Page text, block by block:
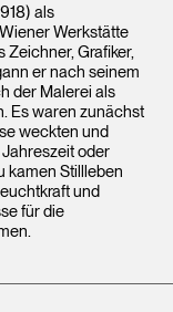
als
Werkstätte
Zeichner, Grafiker,
er nach seinem
der Malerei als
Es waren zunächst
weckten und
oder
kamen Stillleben
und
für die